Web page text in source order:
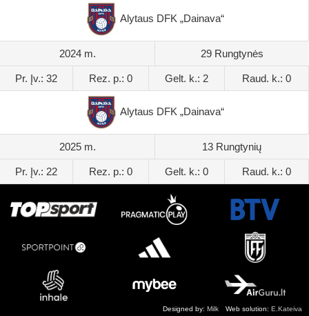
Alytaus DFK „Dainava“
2024 m. 29 Rungtynės
Pr. Įv.: 32 Rez. p.: 0 Gelt. k.: 2 Raud. k.: 0
Alytaus DFK „Dainava“
2025 m. 13 Rungtynių
Pr. Įv.: 22 Rez. p.: 0 Gelt. k.: 0 Raud. k.: 0
Web solution: E.Kateiva
Designed by: Milk